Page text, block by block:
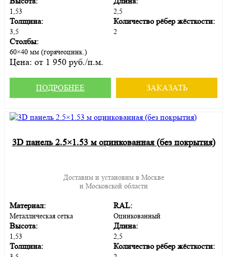
1,53 2,5
Толщина:
3,5
Количество рёбер жёсткости:
2
Столбы:
60×40 мм (горячеоцинк.)
Цена: от 1 950 руб./п.м.
ПОДРОБНЕЕ ЗАКАЗАТЬ
3D панель 2.5×1.53 м оцинкованная (без покрытия)
Доставим и установим в Москве
и Московской области
Материал:
Металлическая сетка
RAL:
Оцинкованный
Высота:
1,53
Длина:
2,5
Толщина: Количество рёбер жёсткости: